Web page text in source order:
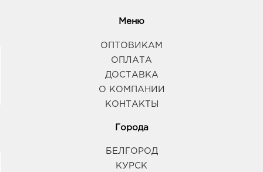
Меню
ОПТОВИКАМ
ОПЛАТА
ДОСТАВКА
О КОМПАНИИ
КОНТАКТЫ
Города
БЕЛГОРОД
КУРСК